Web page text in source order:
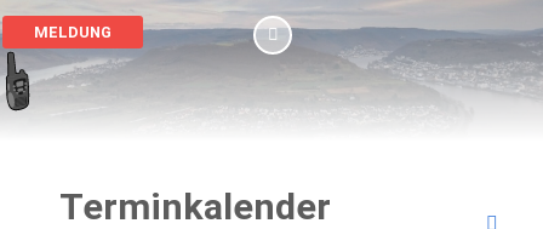
MELDUNG
Terminkalender